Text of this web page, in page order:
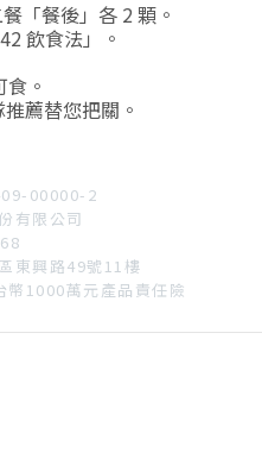
「餐後」各 2 顆。
飲食法」。
。
薦替您把關。
00000-2
有限公司
東興路49號11樓
萬元產品責任險